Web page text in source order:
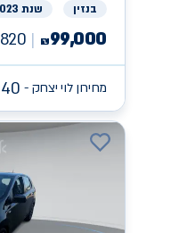
בנזין שנת 2023
₪99,000
מחירון לוי יצחק -